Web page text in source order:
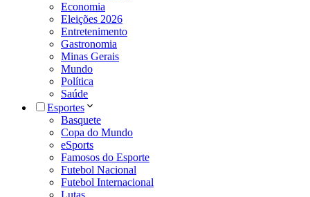
Economia
Eleições 2026
Entretenimento
Gastronomia
Minas Gerais
Mundo
Política
Saúde
Esportes
Basquete
Copa do Mundo
eSports
Famosos do Esporte
Futebol Nacional
Futebol Internacional
Lutas